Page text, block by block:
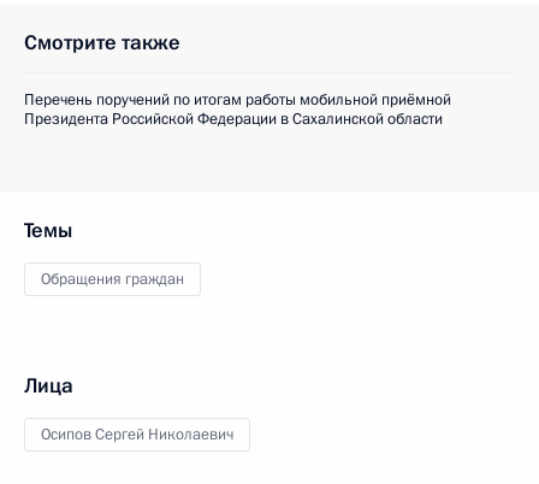
Смотрите также
Перечень поручений по итогам работы мобильной приёмной
Президента Российской Федерации в Сахалинской области
Темы
Обращения граждан
Лица
Осипов Сергей Николаевич